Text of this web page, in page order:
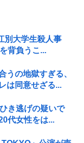
別大学生殺人事
背負うこ...
うの地獄すぎる、
は同意せざる...
き逃げの疑いで
代女性をは...